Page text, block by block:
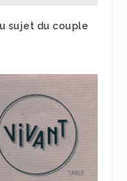
sujet du couple